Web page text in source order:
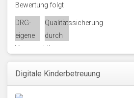
Bewertung folgt
DRG-
eigene
Veranstaltung
Qualitätssicherung
durch
die
Akademie
für
Fort-
Digitale Kinderbetreuung